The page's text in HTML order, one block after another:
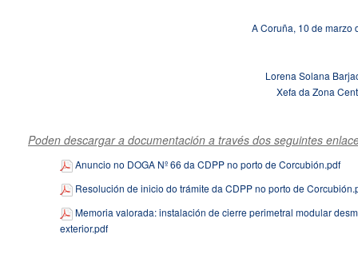
A Coruña, 10 de marzo
Lorena Solana
Xefa da Zona
Poden descargar a documentación a través dos seguintes
Anuncio no DOGA Nº 66 da CDPP no porto de Corcubión.pdf
Resolución de inicio do trámite da CDPP no porto de
Memoria valorada: instalación de cierre perimetral modular
exterior.pdf